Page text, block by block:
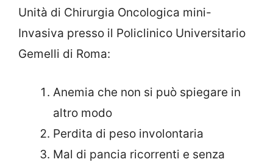
Unità di Chirurgia Oncologica mini-
Invasiva presso il Policlinico Universitario
Gemelli di Roma:
Anemia che non si può spiegare in
altro modo
Perdita di peso involontaria
Mal di pancia ricorrenti e senza